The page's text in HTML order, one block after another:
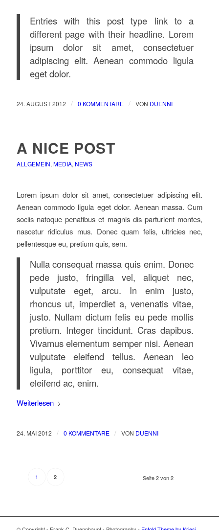
Entries with this post type link to a
different page with their headline. Lorem
ipsum dolor sit amet, consectetuer
adipiscing elit. Aenean commodo ligula
eget dolor.
24. AUGUST 2012 / 0 KOMMENTARE / VON DUENNI
A NICE POST
ALLGEMEIN, MEDIA, NEWS
Lorem ipsum dolor sit amet, consectetuer adipiscing elit.
Aenean commodo ligula eget dolor. Aenean massa. Cum
sociis natoque penatibus et magnis dis parturient montes,
nascetur ridiculus mus. Donec quam felis, ultricies nec,
pellentesque eu, pretium quis, sem.
Nulla consequat massa quis enim. Donec
pede justo, fringilla vel, aliquet nec,
vulputate eget, arcu. In enim justo,
rhoncus ut, imperdiet a, venenatis vitae,
justo. Nullam dictum felis eu pede mollis
pretium. Integer tincidunt. Cras dapibus.
Vivamus elementum semper nisi. Aenean
vulputate eleifend tellus. Aenean leo
ligula, porttitor eu, consequat vitae,
eleifend ac, enim.
Weiterlesen
24. MAI 2012 / 0 KOMMENTARE / VON DUENNI
Seite 2 von 2
1 2